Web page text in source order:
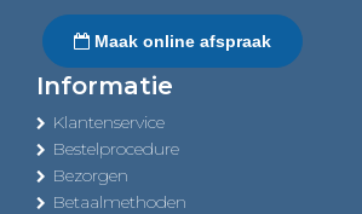
Maak online afspraak
Informatie
Klantenservice
Bestelprocedure
Bezorgen
Betaalmethoden